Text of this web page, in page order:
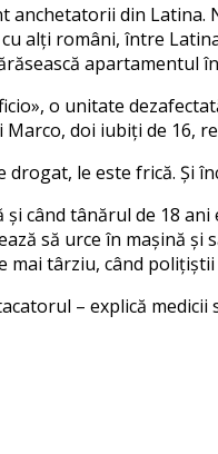
din Latina.
alți români, între
o unitate
doi iubiți de
le este frică. Și
când tânărul de 18
să urce în mașină
mai târziu, când
– explică